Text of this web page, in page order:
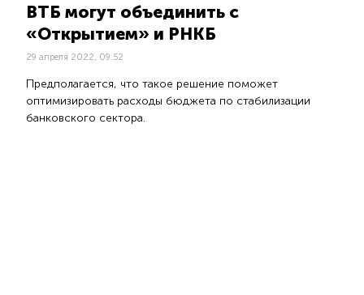
ВТБ могут объединить с
«Открытием» и РНКБ
29 апреля 2022, 09:52
Предполагается, что такое решение поможет
оптимизировать расходы бюджета по стабилизации
банковского сектора.